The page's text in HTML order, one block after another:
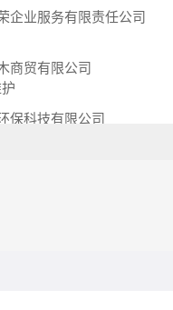
企业服务有限责任公司
商贸有限公司
保科技有限公司